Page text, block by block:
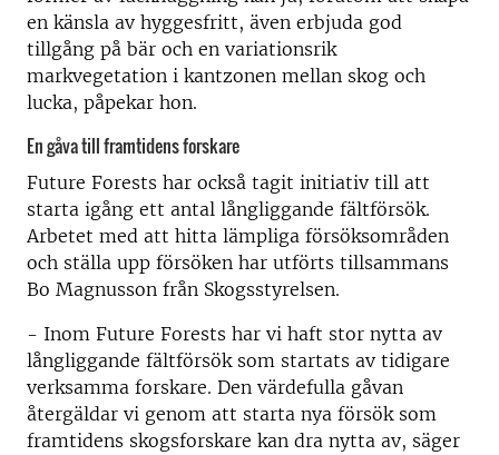
en känsla av hyggesfritt, även erbjuda god
tillgång på bär och en variationsrik
markvegetation i kantzonen mellan skog och
lucka, påpekar hon.
En gåva till framtidens forskare
Future Forests har också tagit initiativ till att
starta igång ett antal långliggande fältförsök.
Arbetet med att hitta lämpliga försöksområden
och ställa upp försöken har utförts tillsammans
Bo Magnusson från Skogsstyrelsen.
- Inom Future Forests har vi haft stor nytta av
långliggande fältförsök som startats av tidigare
verksamma forskare. Den värdefulla gåvan
återgäldar vi genom att starta nya försök som
framtidens skogsforskare kan dra nytta av, säger